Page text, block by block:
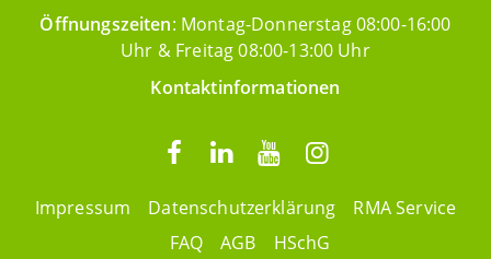
Öffnungszeiten: Montag-Donnerstag 08:00-16:00
Uhr & Freitag 08:00-13:00 Uhr
Kontaktinformationen
Impressum Datenschutzerklärung
RMA Service
FAQ
AGB HSchG